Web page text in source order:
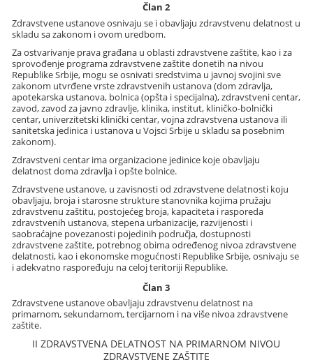
Član 2
Zdravstvene ustanove osnivaju se i obavljaju zdravstvenu delatnost u
skladu sa zakonom i ovom uredbom.
Za ostvarivanje prava građana u oblasti zdravstvene zaštite, kao i za
sprovođenje programa zdravstvene zaštite donetih na nivou
Republike Srbije, mogu se osnivati sredstvima u javnoj svojini sve
zakonom utvrđene vrste zdravstvenih ustanova (dom zdravlja,
apotekarska ustanova, bolnica (opšta i specijalna), zdravstveni centar,
zavod, zavod za javno zdravlje, klinika, institut, kliničko-bolnički
centar, univerzitetski klinički centar, vojna zdravstvena ustanova ili
sanitetska jedinica i ustanova u Vojsci Srbije u skladu sa posebnim
zakonom).
Zdravstveni centar ima organizacione jedinice koje obavljaju
delatnost doma zdravlja i opšte bolnice.
Zdravstvene ustanove, u zavisnosti od zdravstvene delatnosti koju
obavljaju, broja i starosne strukture stanovnika kojima pružaju
zdravstvenu zaštitu, postojećeg broja, kapaciteta i rasporeda
zdravstvenih ustanova, stepena urbanizacije, razvijenosti i
saobraćajne povezanosti pojedinih područja, dostupnosti
zdravstvene zaštite, potrebnog obima određenog nivoa zdravstvene
delatnosti, kao i ekonomske mogućnosti Republike Srbije, osnivaju se
i adekvatno raspoređuju na celoj teritoriji Republike.
Član 3
Zdravstvene ustanove obavljaju zdravstvenu delatnost na
primarnom, sekundarnom, tercijarnom i na više nivoa zdravstvene
zaštite.
II ZDRAVSTVENA DELATNOST NA PRIMARNOM NIVOU
ZDRAVSTVENE ZAŠTITE